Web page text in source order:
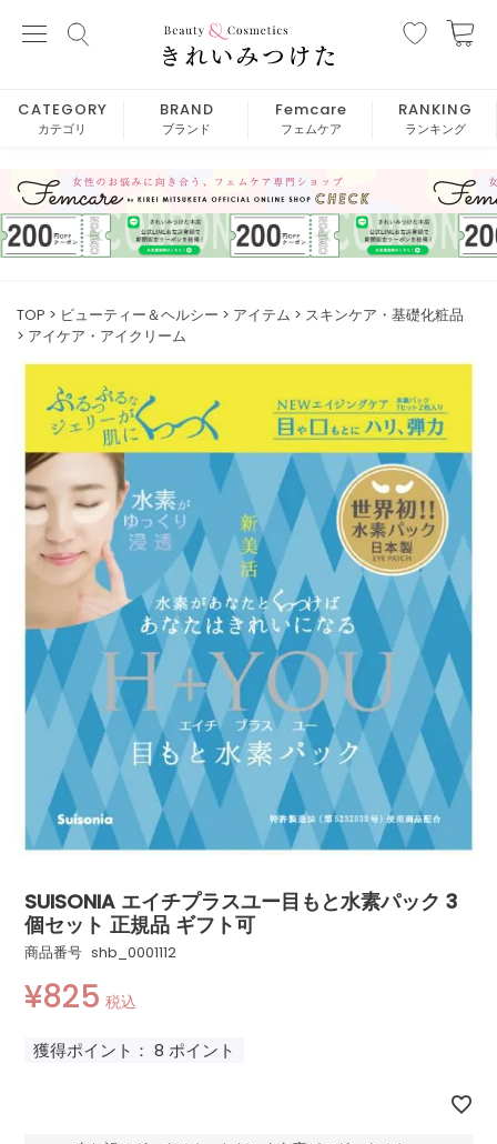
CATEGORY
カテゴリ
BRAND
ブランド
Femcare
フェムケア
RANKING
ランキング
TOP ビューティー＆ヘルシー アイテム
スキンケア・基礎化粧品
アイケア・アイクリーム
SUISONIA エイチプラスユー目もと水素パック 3
個セット 正規品 ギフト可
商品番号 shb_0001112
¥825 税込
獲得ポイント： 8 ポイント